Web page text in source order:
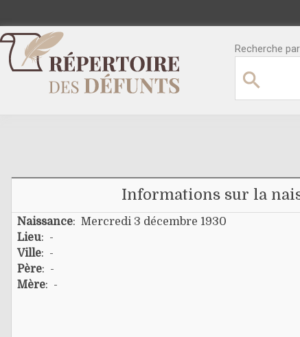
Recherche
Informations sur la
Naissance: Mercredi 3 décembre 1930
Lieu: -
Ville: -
Père: -
Mère: -